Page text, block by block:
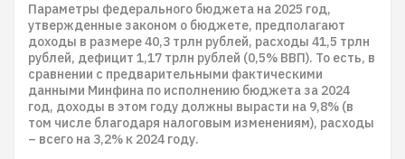
Параметры федерального бюджета на 2025 год,
утвержденные законом о бюджете, предполагают
доходы в размере 40,3 трлн рублей, расходы 41,5 трлн
рублей, дефицит 1,17 трлн рублей (0,5% ВВП). То есть, в
сравнении с предварительными фактическими
данными Минфина по исполнению бюджета за 2024
год, доходы в этом году должны вырасти на 9,8% (в
том числе благодаря налоговым изменениям), расходы
– всего на 3,2% к 2024 году.